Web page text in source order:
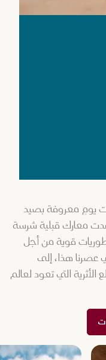
يومٍ معروفة بصيد
معارك قبلية شرسة
قوية من أجل
عصرنا هذا، إلى
التي تعود لعالم